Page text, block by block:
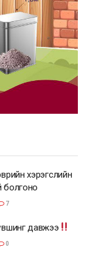
хэрэгслийн
болгоно
7
давжээ
0